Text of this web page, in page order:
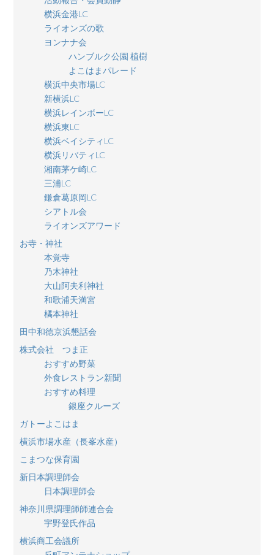
横浜金港LC
ライオンズの歌
ヨンナナ会
ハンブルク公園 植樹
よこはまパレード
横浜中央市場LC
新横浜LC
横浜レインボーLC
横浜東LC
横浜ベイシティLC
横浜リバティLC
湘南茅ケ崎LC
三浦LC
鎌倉葛原岡LC
シアトル会
ライオンズアワード
お寺・神社
本覚寺
乃木神社
大山阿夫利神社
和歌浦天満宮
橘本神社
田中和徳京浜懇話会
株式会社 つま正
おすすめ野菜
外食レストラン新聞
おすすめ料理
銀座クルーズ
ガトーよこはま
横浜市場水産（長峯水産）
こまつな保育園
新日本調理師会
日本調理師会
神奈川県調理師師連合会
宇野登氏作品
横浜商工会議所